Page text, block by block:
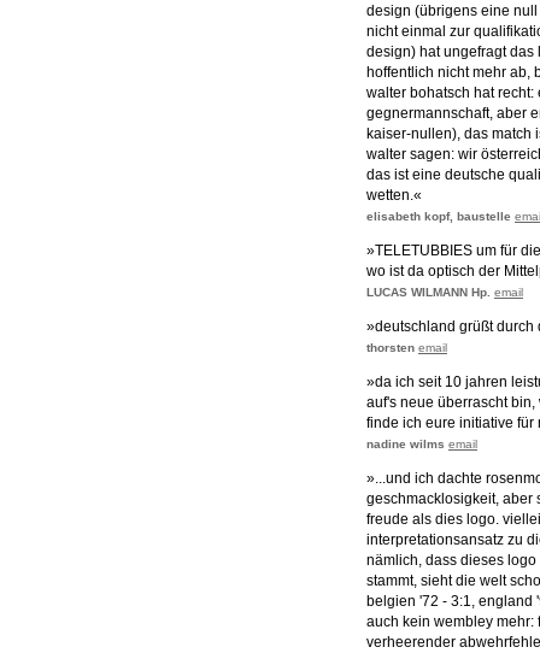
design (übrigens eine
nicht einmal zur
design) hat ungefragt
hoffentlich nicht mehr ab,
walter bohatsch hat
gegnermannschaft, aber
kaiser-nullen), das match
walter sagen: wir
das ist eine deutsche
wetten.«
elisabeth kopf, baustelle
»TELETUBBIES um für
wo ist da optisch der
LUCAS WILMANN Hp. email
»deutschland grüßt
thorsten email
»da ich seit 10 jahren
auf's neue überrascht
finde ich eure initiative für
nadine wilms email
»...und ich dachte
geschmacklosigkeit, aber
freude als dies logo.
interpretationsansatz zu
nämlich, dass dieses
stammt, sieht die welt
belgien '72 - 3:1, england
auch kein wembley
verheerender